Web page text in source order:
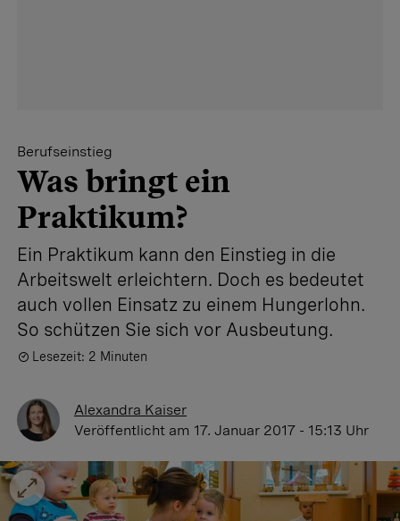
Berufseinstieg
Was bringt ein
Praktikum?
Ein Praktikum kann den Einstieg in die
Arbeitswelt erleichtern. Doch es bedeutet
auch vollen Einsatz zu einem Hungerlohn.
So schützen Sie sich vor Ausbeutung.
Lesezeit: 2 Minuten
Alexandra Kaiser
Veröffentlicht am 17. Januar 2017 - 15:13 Uhr